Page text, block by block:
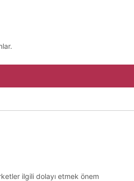
ilgili dolayı etmek önem